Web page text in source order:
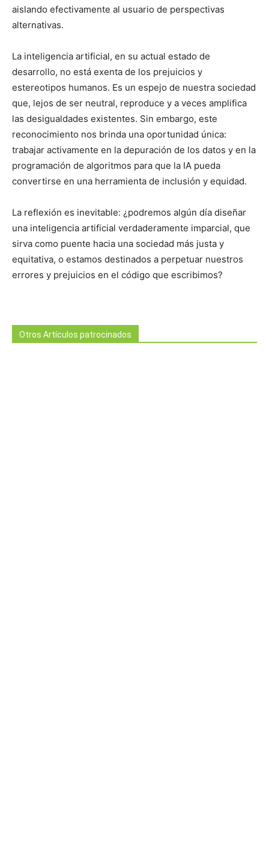
aislando efectivamente al usuario de perspectivas
alternativas.
La inteligencia artificial, en su actual estado de
desarrollo, no está exenta de los prejuicios y
estereotipos humanos. Es un espejo de nuestra sociedad
que, lejos de ser neutral, reproduce y a veces amplifica
las desigualdades existentes. Sin embargo, este
reconocimiento nos brinda una oportunidad única:
trabajar activamente en la depuración de los datos y en la
programación de algoritmos para que la IA pueda
convertirse en una herramienta de inclusión y equidad.
La reflexión es inevitable: ¿podremos algún día diseñar
una inteligencia artificial verdaderamente imparcial, que
sirva como puente hacia una sociedad más justa y
equitativa, o estamos destinados a perpetuar nuestros
errores y prejuicios en el código que escribimos?
Otros Artículos patrocinados